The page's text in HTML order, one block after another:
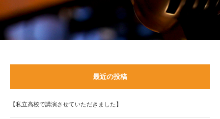
最近の投稿
【私立高校で講演させていただきました】